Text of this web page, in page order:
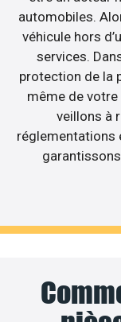
automobiles.
véhicule hors
services.
protection de la
même de votre
veillons à
réglementations